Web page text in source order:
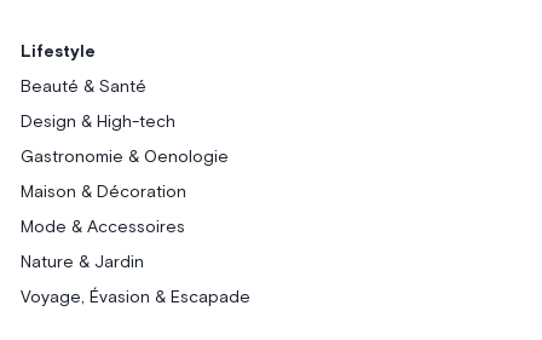
Lifestyle
Beauté & Santé
Design & High-tech
Gastronomie & Oenologie
Maison & Décoration
Mode & Accessoires
Nature & Jardin
Voyage, Évasion & Escapade